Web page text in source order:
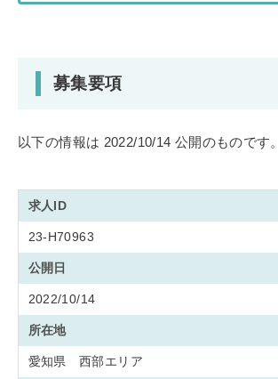
募集要項
以下の情報は 2022/10/14 公開のものです。
求人ID
23-H70963
公開日
2022/10/14
所在地
愛知県 西部エリア